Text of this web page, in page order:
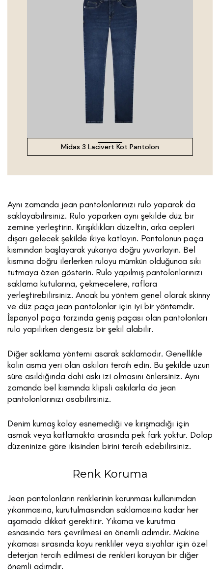
Midas 3 Lacivert Kot Pantolon
Aynı zamanda jean pantolonlarınızı rulo yaparak da
saklayabilirsiniz. Rulo yaparken aynı şekilde düz bir
zemine yerleştirin. Kırışıklıkları düzeltin, arka cepleri
dışarı gelecek şekilde ikiye katlayın. Pantolonun paça
kısmından başlayarak yukarıya doğru yuvarlayın. Bel
kısmına doğru ilerlerken ruloyu mümkün olduğunca sıkı
tutmaya özen gösterin. Rulo yapılmış pantolonlarınızı
saklama kutularına, çekmecelere, raflara
yerleştirebilirsiniz. Ancak bu yöntem genel olarak skinny
ve düz paça jean pantolonlar için iyi bir yöntemdir.
İspanyol paça tarzında geniş paçası olan pantolonları
rulo yapılırken dengesiz bir şekil alabilir.
Diğer saklama yöntemi asarak saklamadır. Genellikle
kalın asma yeri olan askıları tercih edin. Bu şekilde uzun
süre asıldığında dahi askı izi olmasını önlersiniz. Aynı
zamanda bel kısmında klipsli askılarla da jean
pantolonlarınızı asabilirsiniz.
Denim kumaş kolay esnemediği ve kırışmadığı için
asmak veya katlamakta arasında pek fark yoktur. Dolap
düzeninize göre ikisinden birini tercih edebilirsiniz.
Renk Koruma
Jean pantolonların renklerinin korunması kullanımdan
yıkanmasına, kurutulmasından saklamasına kadar her
aşamada dikkat gerektirir. Yıkama ve kurutma
esnasında ters çevrilmesi en önemli adımdır. Makine
yıkaması sırasında koyu renkliler veya siyahlar için özel
deterjan tercih edilmesi de renkleri koruyan bir diğer
önemli adımdır.